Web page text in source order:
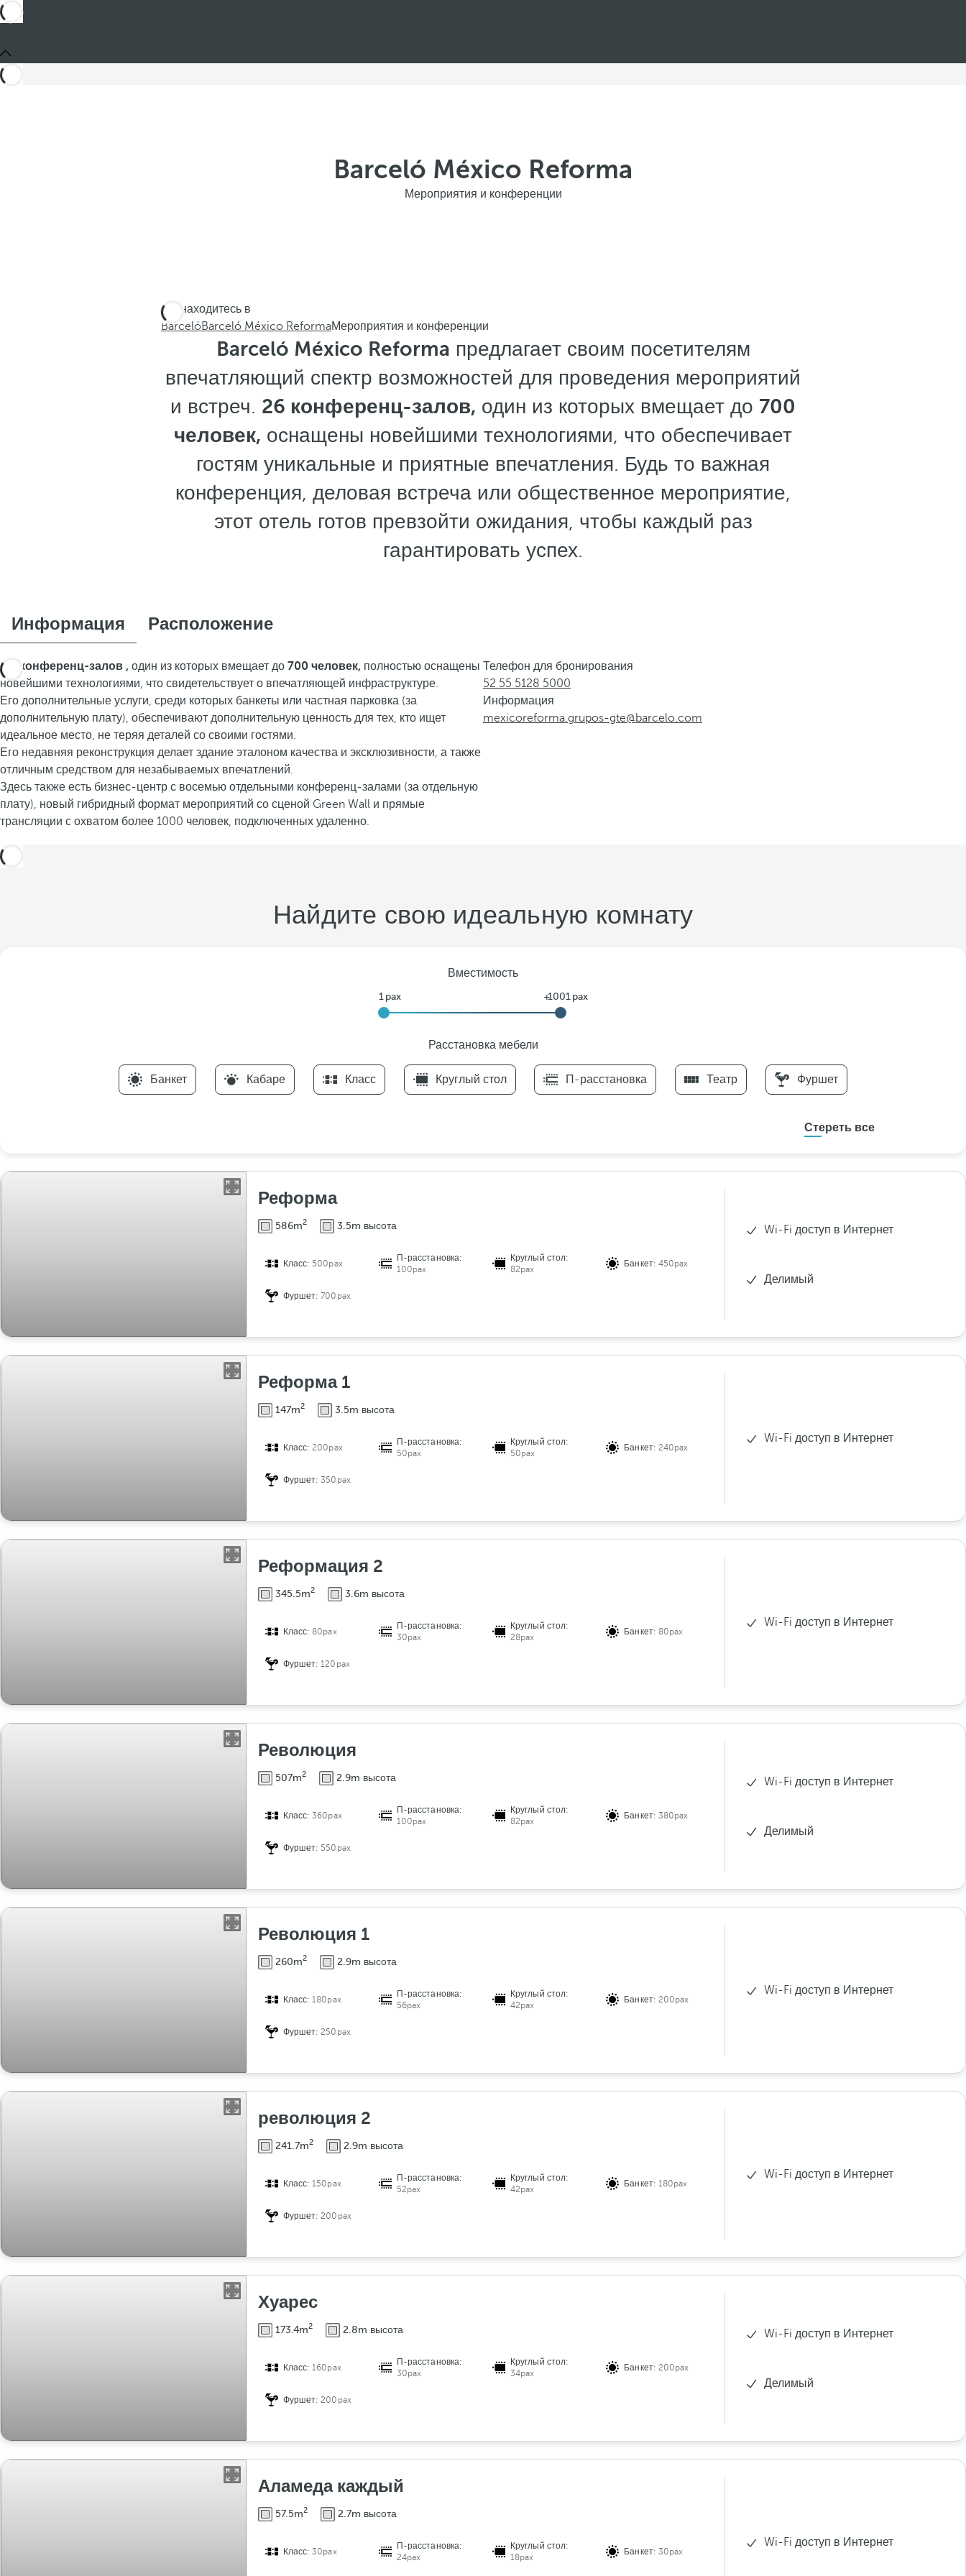
Barceló México Reforma
Мероприятия и конференции
Вы находитесь в
BarcelóBarceló México ReformaМероприятия и конференции
Barceló México Reforma предлагает своим посетителям
впечатляющий спектр возможностей для проведения мероприятий
и встреч. 26 конференц-залов, один из которых вмещает до 700
человек, оснащены новейшими технологиями, что обеспечивает
гостям уникальные и приятные впечатления. Будь то важная
конференция, деловая встреча или общественное мероприятие,
этот отель готов превзойти ожидания, чтобы каждый раз
гарантировать успех.
Информация Расположение
26 конференц-залов , один из которых вмещает до 700 человек, полностью оснащены
новейшими технологиями, что свидетельствует о впечатляющей инфраструктуре.
Его дополнительные услуги, среди которых банкеты или частная парковка (за
дополнительную плату), обеспечивают дополнительную ценность для тех, кто ищет
идеальное место, не теряя деталей со своими гостями.
Его недавняя реконструкция делает здание эталоном качества и эксклюзивности, а также
отличным средством для незабываемых впечатлений.
Здесь также есть бизнес-центр с восемью отдельными конференц-залами (за отдельную
плату), новый гибридный формат мероприятий со сценой Green Wall и прямые
трансляции с охватом более 1000 человек, подключенных удаленно.
Телефон для бронирования
52 55 5128 5000
Информация
mexicoreforma.grupos-gte@barcelo.com
Найдите свою идеальную комнату
Вместимость
Расстановка мебели
s
Банкет Кабаре Класс Круглый стол П-расстановка Театр Фуршет
Стереть все
Реформа
586m2 3.5m высота
Класс: 500pax
П-расстановка:
100pax
Круглый стол:
82pax
Банкет: 450pax
Фуршет:700pax
Wi-Fi доступ в Интернет
Делимый
Реформа 1
147m2 3.5m высота
Класс:200pax
П-расстановка:
50pax
Круглый стол:
50pax
Банкет: 240pax
Фуршет:350pax
Wi-Fi доступ в Интернет
Реформация 2
345.5m2 3.6m высота
Класс:80pax
П-расстановка:
30pax
Круглый стол:
28pax
Банкет: 80pax
Фуршет:120pax
Wi-Fi доступ в Интернет
Революция
507m2 2.9m высота
Класс:360pax
П-расстановка:
100pax
Круглый стол:
82pax
Банкет: 380pax
Фуршет: 550pax
Wi-Fi доступ в Интернет
Делимый
Революция 1
260m2 2.9m высота
Класс:180pax
П-расстановка:
56pax
Круглый стол:
42pax
Банкет: 200pax
Фуршет:250pax
Wi-Fi доступ в Интернет
революция 2
241.7m2 2.9m высота
Класс:150pax
П-расстановка:
52pax
Круглый стол:
42pax
Банкет: 180pax
Фуршет:200pax
Wi-Fi доступ в Интернет
Хуарес
173.4m2 2.8m высота
Класс:160pax
П-расстановка:
30pax
Круглый стол:
34pax
Банкет: 200pax
Фуршет:200pax
Wi-Fi доступ в Интернет
Делимый
Аламеда каждый
57.5m2 2.7m высота
Класс:30pax
П-расстановка:
24pax
Круглый стол:
18pax
Банкет: 30pax
Wi-Fi доступ в Интернет